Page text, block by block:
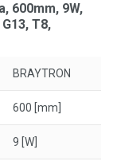
600mm, 9W,
T8,
BRAYTRON
600 [mm]
9 [W]